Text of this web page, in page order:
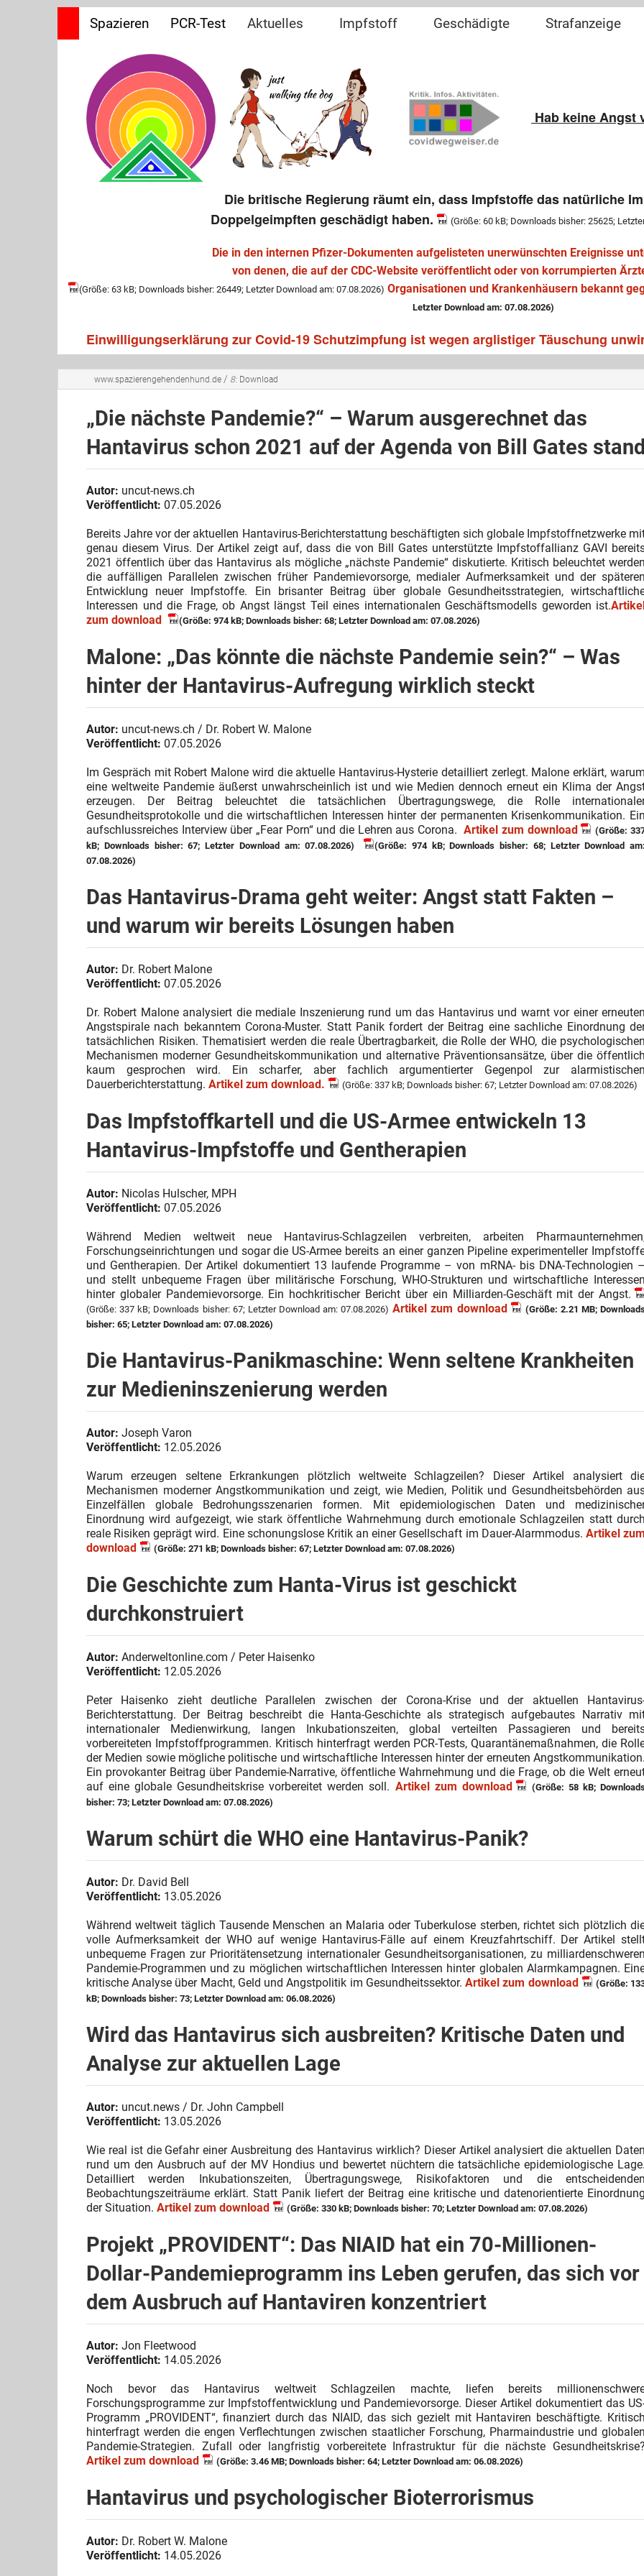
Spazieren PCR-Test
Aktuelles
Frage&Antwort
Impfpflicht
Impfstoff
Risiko-Nebenwirkung
Impfunfähig
Impfanweisung
Geschädigte
Strafanzeige
Hab keine Angst
Die britische Regierung räumt ein, dass Impfstoffe das natürliche
Doppelgeimpften geschädigt haben.
(Größe: 60 kB; Downloads bisher: 25625;
Die in den internen Pfizer-Dokumenten aufgelisteten unerwünschten Ereignisse
von denen, die auf der CDC-Website veröffentlicht oder von korrumpierten
(Größe: 63 kB; Downloads bisher: 26449; Letzter Download am: 07.08.2026) Organisationen und Krankenhäusern bekannt
Letzter Download am: 07.08.2026)
Einwilligungserklärung zur Covid-19 Schutzimpfung ist wegen arglistiger Täuschung
www.spazierengehendenhund.de / 8: Download
„Die nächste Pandemie?“ – Warum ausgerechnet das
Hantavirus schon 2021 auf der Agenda von Bill Gates stand
Autor: uncut-news.ch
Veröffentlicht: 07.05.2026
Bereits Jahre vor der aktuellen Hantavirus-Berichterstattung beschäftigten sich globale Impfstoffnetzwerke
genau diesem Virus. Der Artikel zeigt auf, dass die von Bill Gates unterstützte Impfstoffallianz GAVI
2021 öffentlich über das Hantavirus als mögliche „nächste Pandemie“ diskutierte. Kritisch beleuchtet werden
die auffälligen Parallelen zwischen früher Pandemievorsorge, medialer Aufmerksamkeit und der späteren
Entwicklung neuer Impfstoffe. Ein brisanter Beitrag über globale Gesundheitsstrategien,
Interessen und die Frage, ob Angst längst Teil eines internationalen Geschäftsmodells geworden ist.
zum download
(Größe: 974 kB; Downloads bisher: 68; Letzter Download am: 07.08.2026)
Malone: „Das könnte die nächste Pandemie sein?“ – Was
hinter der Hantavirus-Aufregung wirklich steckt
Autor: uncut-news.ch / Dr. Robert W. Malone
Veröffentlicht: 07.05.2026
Im Gespräch mit Robert Malone wird die aktuelle Hantavirus-Hysterie detailliert zerlegt. Malone erklärt, warum
eine weltweite Pandemie äußerst unwahrscheinlich ist und wie Medien dennoch erneut ein Klima der
erzeugen. Der Beitrag beleuchtet die tatsächlichen Übertragungswege, die Rolle
Gesundheitsprotokolle und die wirtschaftlichen Interessen hinter der permanenten Krisenkommunikation. Ein
aufschlussreiches Interview über „Fear Porn“ und die Lehren aus Corona. Artikel zum download
(Größe:
kB; Downloads bisher: 67; Letzter Download am: 07.08.2026)
(Größe: 974 kB; Downloads bisher: 68; Letzter Download am:
07.08.2026)
Das Hantavirus-Drama geht weiter: Angst statt Fakten –
und warum wir bereits Lösungen haben
Autor: Dr. Robert Malone
Veröffentlicht: 07.05.2026
Dr. Robert Malone analysiert die mediale Inszenierung rund um das Hantavirus und warnt vor einer erneuten
Angstspirale nach bekanntem Corona-Muster. Statt Panik fordert der Beitrag eine sachliche Einordnung
tatsächlichen Risiken. Thematisiert werden die reale Übertragbarkeit, die Rolle der WHO, die psychologischen
Mechanismen moderner Gesundheitskommunikation und alternative Präventionsansätze, über die öffentlich
kaum gesprochen wird. Ein scharfer, aber fachlich argumentierter Gegenpol zur alarmistischen
Dauerberichterstattung. Artikel zum download. (Größe: 337 kB; Downloads bisher: 67; Letzter Download am: 07.08.2026)
Das Impfstoffkartell und die US-Armee entwickeln 13
Hantavirus-Impfstoffe und Gentherapien
Autor: Nicolas Hulscher, MPH
Veröffentlicht: 07.05.2026
Während Medien weltweit neue Hantavirus-Schlagzeilen verbreiten, arbeiten
Forschungseinrichtungen und sogar die US-Armee bereits an einer ganzen Pipeline experimenteller
und Gentherapien. Der Artikel dokumentiert 13 laufende Programme – von mRNA- bis DNA-Technologien –
und stellt unbequeme Fragen über militärische Forschung, WHO-Strukturen und wirtschaftliche Interessen
hinter globaler Pandemievorsorge. Ein hochkritischer Bericht über ein Milliarden-Geschäft mit der Angst.
(Größe: 337 kB; Downloads bisher: 67; Letzter Download am: 07.08.2026) Artikel zum download
(Größe: 2.21 MB;
bisher: 65; Letzter Download am: 07.08.2026)
Die Hantavirus-Panikmaschine: Wenn seltene Krankheiten
zur Medieninszenierung werden
Autor: Joseph Varon
Veröffentlicht: 12.05.2026
Warum erzeugen seltene Erkrankungen plötzlich weltweite Schlagzeilen? Dieser Artikel analysiert
Mechanismen moderner Angstkommunikation und zeigt, wie Medien, Politik und Gesundheitsbehörden
Einzelfällen globale Bedrohungsszenarien formen. Mit epidemiologischen Daten und
Einordnung wird aufgezeigt, wie stark öffentliche Wahrnehmung durch emotionale Schlagzeilen statt durch
reale Risiken geprägt wird. Eine schonungslose Kritik an einer Gesellschaft im Dauer-Alarmmodus. Artikel zum
download
(Größe: 271 kB; Downloads bisher: 67; Letzter Download am: 07.08.2026)
Die Geschichte zum Hanta-Virus ist geschickt
durchkonstruiert
Autor: Anderweltonline.com / Peter Haisenko
Veröffentlicht: 12.05.2026
Peter Haisenko zieht deutliche Parallelen zwischen der Corona-Krise und der aktuellen
Berichterstattung. Der Beitrag beschreibt die Hanta-Geschichte als strategisch aufgebautes Narrativ
internationaler Medienwirkung, langen Inkubationszeiten, global verteilten Passagieren und
vorbereiteten Impfstoffprogrammen. Kritisch hinterfragt werden PCR-Tests, Quarantänemaßnahmen, die
der Medien sowie mögliche politische und wirtschaftliche Interessen hinter der erneuten Angstkommunikation.
Ein provokanter Beitrag über Pandemie-Narrative, öffentliche Wahrnehmung und die Frage, ob die Welt
auf eine globale Gesundheitskrise vorbereitet werden soll. Artikel zum download
(Größe: 58 kB;
bisher: 73; Letzter Download am: 07.08.2026)
Warum schürt die WHO eine Hantavirus-Panik?
Autor: Dr. David Bell
Veröffentlicht: 13.05.2026
Während weltweit täglich Tausende Menschen an Malaria oder Tuberkulose sterben, richtet sich plötzlich
volle Aufmerksamkeit der WHO auf wenige Hantavirus-Fälle auf einem Kreuzfahrtschiff. Der Artikel
unbequeme Fragen zur Prioritätensetzung internationaler Gesundheitsorganisationen, zu milliardenschweren
Pandemie-Programmen und zu möglichen wirtschaftlichen Interessen hinter globalen Alarmkampagnen.
kritische Analyse über Macht, Geld und Angstpolitik im Gesundheitssektor.Artikel zum download
(Größe:
kB; Downloads bisher: 73; Letzter Download am: 06.08.2026)
Wird das Hantavirus sich ausbreiten? Kritische Daten und
Analyse zur aktuellen Lage
Autor: uncut.news / Dr. John Campbell
Veröffentlicht: 13.05.2026
Wie real ist die Gefahr einer Ausbreitung des Hantavirus wirklich? Dieser Artikel analysiert die aktuellen Daten
rund um den Ausbruch auf der MV Hondius und bewertet nüchtern die tatsächliche epidemiologische Lage.
Detailliert werden Inkubationszeiten, Übertragungswege, Risikofaktoren und die entscheidenden
Beobachtungszeiträume erklärt. Statt Panik liefert der Beitrag eine kritische und datenorientierte Einordnung
der Situation. Artikel zum download (Größe: 330 kB; Downloads bisher: 70; Letzter Download am: 07.08.2026)
Projekt „PROVIDENT“: Das NIAID hat ein 70-Millionen-
Dollar-Pandemieprogramm ins Leben gerufen, das sich vor
dem Ausbruch auf Hantaviren konzentriert
Autor: Jon Fleetwood
Veröffentlicht: 14.05.2026
Noch bevor das Hantavirus weltweit Schlagzeilen machte, liefen bereits
Forschungsprogramme zur Impfstoffentwicklung und Pandemievorsorge. Dieser Artikel dokumentiert das
Programm „PROVIDENT“, finanziert durch das NIAID, das sich gezielt mit Hantaviren beschäftigte. Kritisch
hinterfragt werden die engen Verflechtungen zwischen staatlicher Forschung, Pharmaindustrie und globalen
Pandemie-Strategien. Zufall oder langfristig vorbereitete Infrastruktur für die nächste Gesundheitskrise?
Artikel zum download
(Größe: 3.46 MB; Downloads bisher: 64; Letzter Download am: 06.08.2026)
Hantavirus und psychologischer Bioterrorismus
Autor: Dr. Robert W. Malone
Veröffentlicht: 14.05.2026